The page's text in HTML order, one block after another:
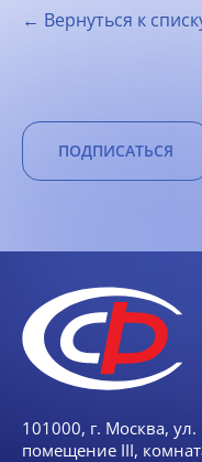
← Вернуться к
ПОДПИСАТЬСЯ
101000, г. Москва,
помещение III,